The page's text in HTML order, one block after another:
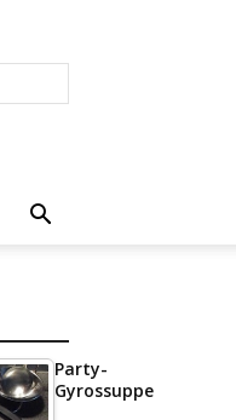
Party-
Gyrossuppe